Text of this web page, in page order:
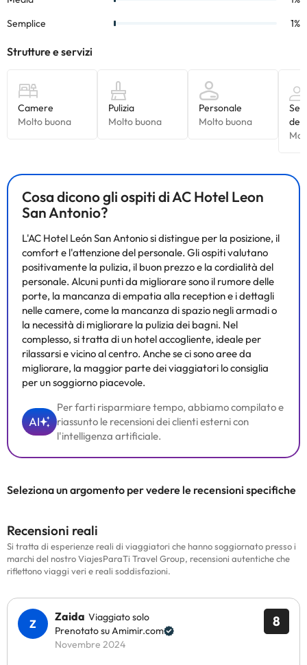
Cosa dicono gli ospiti di AC Hotel Leon
San Antonio?
L'AC Hotel León San Antonio si distingue per la posizione, il
comfort e l'attenzione del personale. Gli ospiti valutano
positivamente la pulizia, il buon prezzo e la cordialità del
personale. Alcuni punti da migliorare sono il rumore delle
porte, la mancanza di empatia alla reception e i dettagli
nelle camere, come la mancanza di spazio negli armadi o
la necessità di migliorare la pulizia dei bagni. Nel
complesso, si tratta di un hotel accogliente, ideale per
rilassarsi e vicino al centro. Anche se ci sono aree da
migliorare, la maggior parte dei viaggiatori lo consiglia
per un soggiorno piacevole.
AI
Per farti risparmiare tempo, abbiamo compilato e
riassunto le recensioni dei clienti esterni con
l'intelligenza artificiale.
Seleziona un argomento per vedere le recensioni specifiche
Recensioni reali
Si tratta di esperienze reali di viaggiatori che hanno soggiornato presso i
marchi del nostro ViajesParaTi Travel Group, recensioni autentiche che
riflettono viaggi veri e reali soddisfazioni.
8
Zaida Viaggiato solo
Prenotato su Amimir.com
Novembre 2024